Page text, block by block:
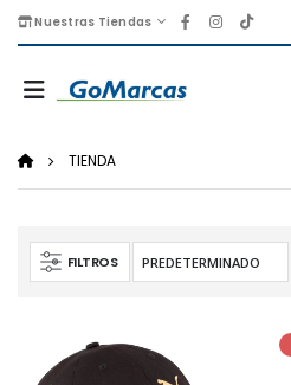
Nuestras Tiendas
TIENDA
FILTROS